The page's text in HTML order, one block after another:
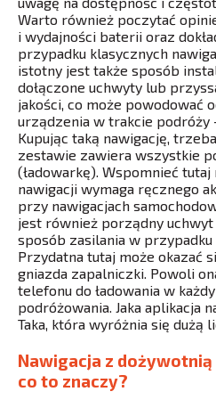
Warto również poczytać
i wydajności baterii oraz
przypadku klasycznych
istotny jest także sposób
dołączone uchwyty lub
jakości, co może powodować
urządzenia w trakcie podróży
Kupując taką nawigację,
zestawie zawiera wszystkie
(ładowarkę). Wspomnieć tutaj
nawigacji wymaga ręcznego
przy nawigacjach
jest również porządny
sposób zasilania w
Przydatna tutaj może okazać
gniazda zapalniczki. Powoli
telefonu do ładowania w
podróżowania. Jaka aplikacja
Taka, która wyróżnia się dużą
Nawigacja z
co to znaczy?